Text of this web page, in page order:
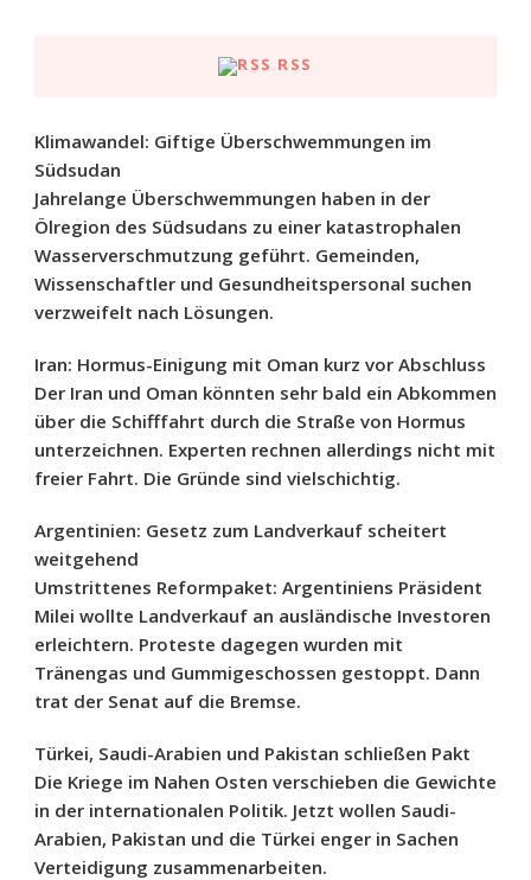
RSS
Klimawandel: Giftige Überschwemmungen im
Südsudan
Jahrelange Überschwemmungen haben in der
Ölregion des Südsudans zu einer katastrophalen
Wasserverschmutzung geführt. Gemeinden,
Wissenschaftler und Gesundheitspersonal suchen
verzweifelt nach Lösungen.
Iran: Hormus-Einigung mit Oman kurz vor Abschluss
Der Iran und Oman könnten sehr bald ein Abkommen
über die Schifffahrt durch die Straße von Hormus
unterzeichnen. Experten rechnen allerdings nicht mit
freier Fahrt. Die Gründe sind vielschichtig.
Argentinien: Gesetz zum Landverkauf scheitert
weitgehend
Umstrittenes Reformpaket: Argentiniens Präsident
Milei wollte Landverkauf an ausländische Investoren
erleichtern. Proteste dagegen wurden mit
Tränengas und Gummigeschossen gestoppt. Dann
trat der Senat auf die Bremse.
Türkei, Saudi-Arabien und Pakistan schließen Pakt
Die Kriege im Nahen Osten verschieben die Gewichte
in der internationalen Politik. Jetzt wollen Saudi-
Arabien, Pakistan und die Türkei enger in Sachen
Verteidigung zusammenarbeiten.